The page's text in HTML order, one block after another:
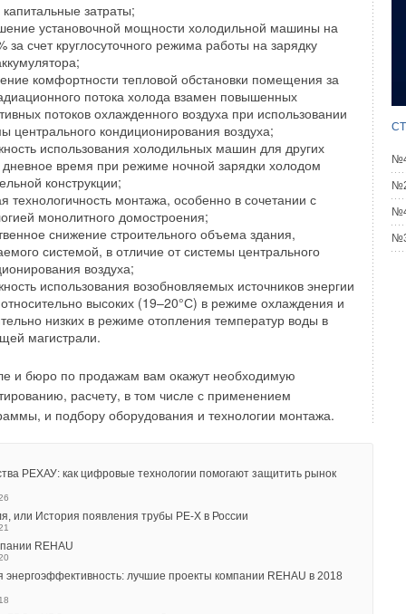
затраты;
установочной мощности холодильной машины на
за счет круглосуточного режима работы на зарядку
комфортности тепловой обстановки помещения за
потока холода взамен повышенных
потоков охлажденного воздуха при использовании
центрального кондиционирования воздуха;
использования холодильных машин для других
дневное время при режиме ночной зарядки холодом
конструкции;
технологичность монтажа, особенно в сочетании с
монолитного домостроения;
снижение строительного объема здания,
системой, в отличие от системы центрального
воздуха;
использования возобновляемых источников энергии
высоких (19–20°С) в режиме охлаждения и
низких в режиме отопления температур воды в
магистрали.
и бюро по продажам вам окажут необходимую
расчету, в том числе с применением
и подбору оборудования и технологии монтажа.
РЕХАУ: как цифровые технологии помогают защитить рынок
или История появления трубы PE‑X в России
REHAU
энергоэффективность: лучшие проекты компании REHAU в 2018
заинтересованы в появлении новой продукции
это еще одна продукция, которую можно продавать.
они заинтересованы в новых теплоизоляционных
теплоизоляционные материалы применяются в
решениях, то есть они приходят на рынок не сами по себе,
системой. Можно сказать так, что появление нового вида
материалов дает жизнь новому строительному решению.
компании ROCKWOOL в области экологии?
считать, что больший вред экологической обстановке
сектор и транспорт. Но при этом забывают о том, что
постройки и сооружения, система теплоснабжения
источниками загрязнения окружающей
изоляции ROCKWOOL приводит к
выбросов СО2 (так называемого парникового газа) в
наименования продукции, такие как изоляция для
воды, могут даже на протяжении срока их
более чем в 10 000 раз выбросы СО2 по сравнению
что было выделено в процессе ее производства.
то все компании, входящие в группу
более строгими, чем требования местных властей. Мы
экологически стабильного производства
экологический анализ всех новых проектов,
оборудования или новых видов продукции еще до
Руководствуясь необходимостью оберегать природу от
воздействий, компания ROCKWOOL Russia — ЗАО
и Росгидромет в августе 2002 года заключили договор об
неблагополучных метеорологических условий.